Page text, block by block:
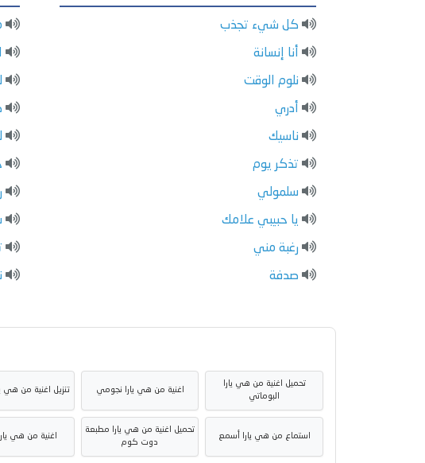
كل شيء تجذب
أنا إنسانة
نلوم الوقت
أدري
ناسيك
تذكر يوم
سلمولي
يا حبيبي علامك
رغبة مني
صدفة
تحميل اغنية من هي يارا
البوماتي
اغنية من هي يارا نجومي تنزيل اغنية من هي
استماع من هي يارا أسمع
تحميل اغنية من هي يارا مطبعة
دوت كوم
اغنية من هي